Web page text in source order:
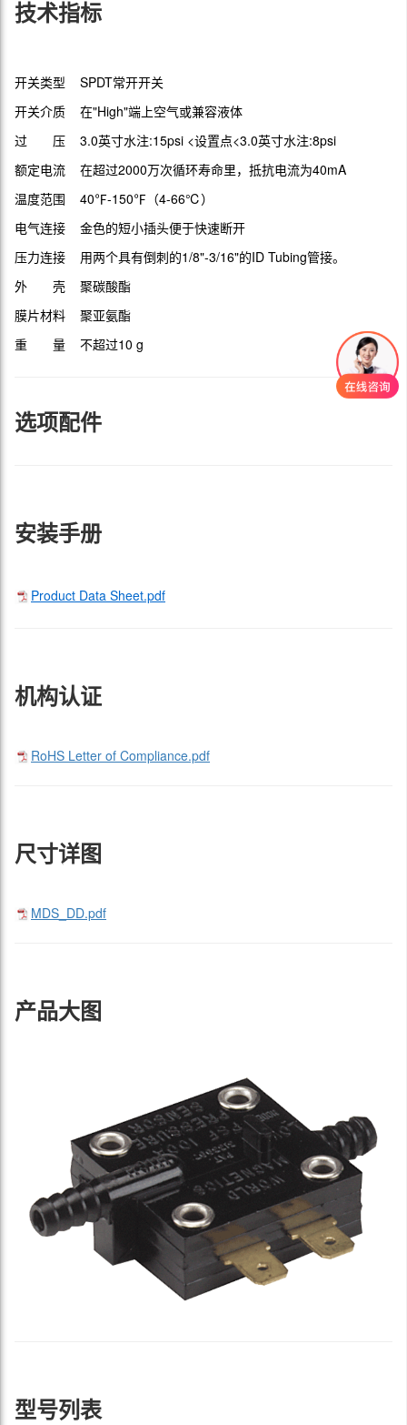
技术指标
开关类型 SPDT常开开关
开关介质 在"High"端上空气或兼容液体
过 压 3.0英寸水注:15psi <设置点<3.0英寸水注:8psi
额定电流 在超过2000万次循环寿命里，抵抗电流为40mA
温度范围 40℉-150℉（4-66℃）
电气连接 金色的短小插头便于快速断开
压力连接 用两个具有倒刺的1/8"-3/16"的ID Tubing管接。
外 壳 聚碳酸酯
膜片材料 聚亚氨酯
重 量 不超过10 g
选项配件
安装手册
Product Data Sheet.pdf
机构认证
RoHS Letter of Compliance.pdf
尺寸详图
MDS_DD.pdf
产品大图
型号列表